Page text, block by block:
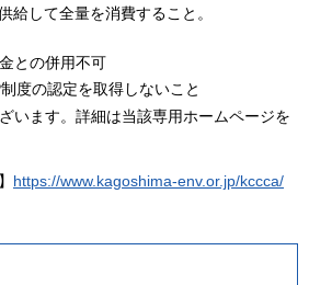
給して全量を消費すること。
との併用不可
度の認定を取得しないこと
います。詳細は当該専用ホームページを
https://www.kagoshima-env.or.jp/kccca/